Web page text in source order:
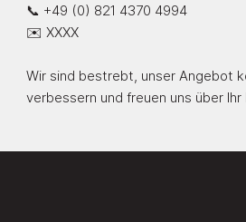
📞 +49 (0) 821 4370 4994
✉️ XXXX
Wir sind bestrebt, unser Angebot
verbessern und freuen uns über Ihr